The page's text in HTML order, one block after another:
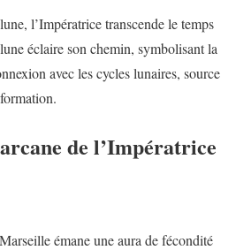
l’Impératrice transcende le temps
éclaire son chemin, symbolisant la
avec les cycles lunaires, source
de l’Impératrice
émane une aura de fécondité